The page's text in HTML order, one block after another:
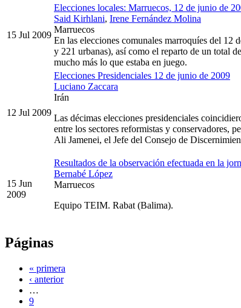
15 Jul 2009
Elecciones locales: Marruecos, 12 de junio de
Said Kirhlani, Irene Fernández Molina
Marruecos
En las elecciones comunales marroquíes del 12
y 221 urbanas), así como el reparto de un total
mucho más lo que estaba en juego.
12 Jul 2009
Elecciones Presidenciales 12 de junio de 2009
Luciano Zaccara
Irán
Las décimas elecciones presidenciales
entre los sectores reformistas y conservadores,
Ali Jamenei, el Jefe del Consejo de
15 Jun
2009
Resultados de la observación efectuada en la
Bernabé López
Marruecos
Equipo TEIM. Rabat (Balima).
Páginas
« primera
‹ anterior
…
9